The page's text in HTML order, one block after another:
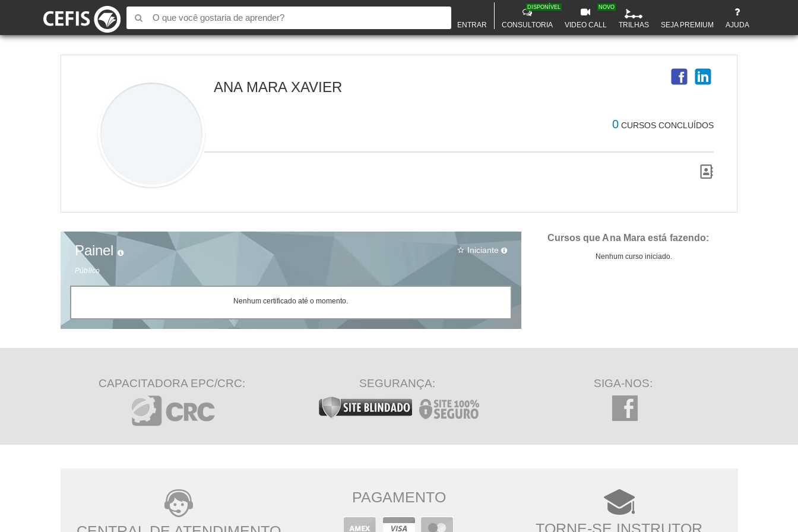
ENTRAR CONSULTORIA
DISPONÍVEL
VIDEO CALL
NOVO
TRILHAS SEJA PREMIUM AJUDA
ANA MARA XAVIER
0 CURSOS CONCLUÍDOS
Painel
Público
star_border Iniciante
Nenhum certificado até o momento.
Cursos que Ana Mara está fazendo:
Nenhum curso iniciado.
CAPACITADORA EPC/CRC: SEGURANÇA: SIGA-NOS:
PAGAMENTO
TORNE-SE INSTRUTOR